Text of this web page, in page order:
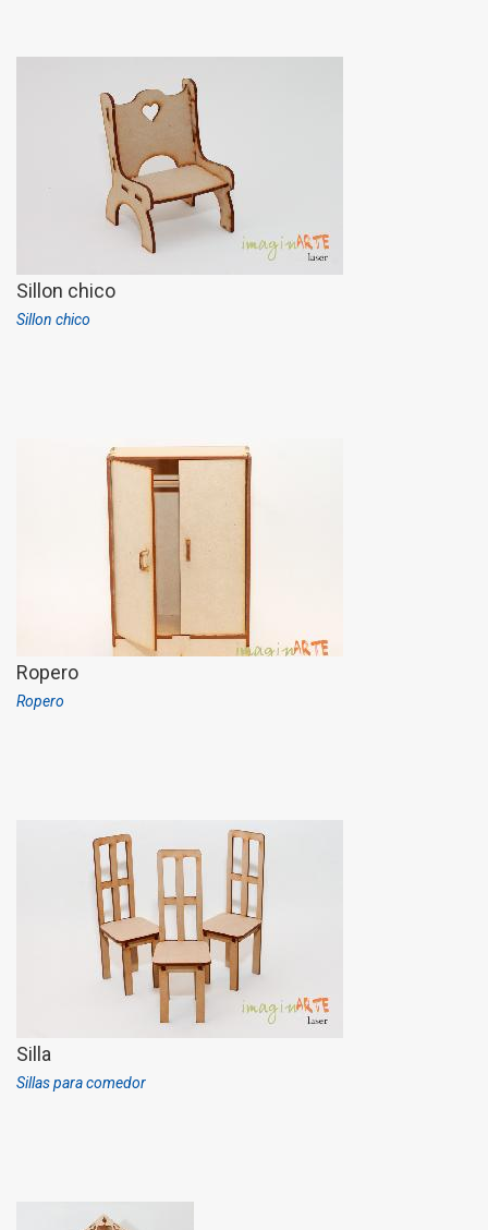
Sillon chico
Sillon chico
Ropero
Ropero
Silla
Sillas para comedor